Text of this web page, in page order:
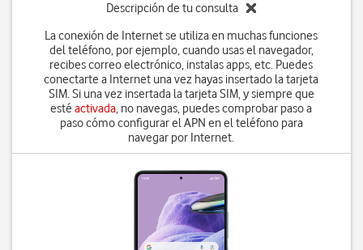
Descripción de tu consulta
La conexión de Internet se utiliza en muchas funciones
del teléfono, por ejemplo, cuando usas el navegador,
recibes correo electrónico, instalas apps, etc. Puedes
conectarte a Internet una vez hayas insertado la tarjeta
SIM. Si una vez insertada la tarjeta SIM, y siempre que
estéactivada, no navegas, puedes comprobar paso a
paso cómo configurar el APN en el teléfono para
navegar por Internet.